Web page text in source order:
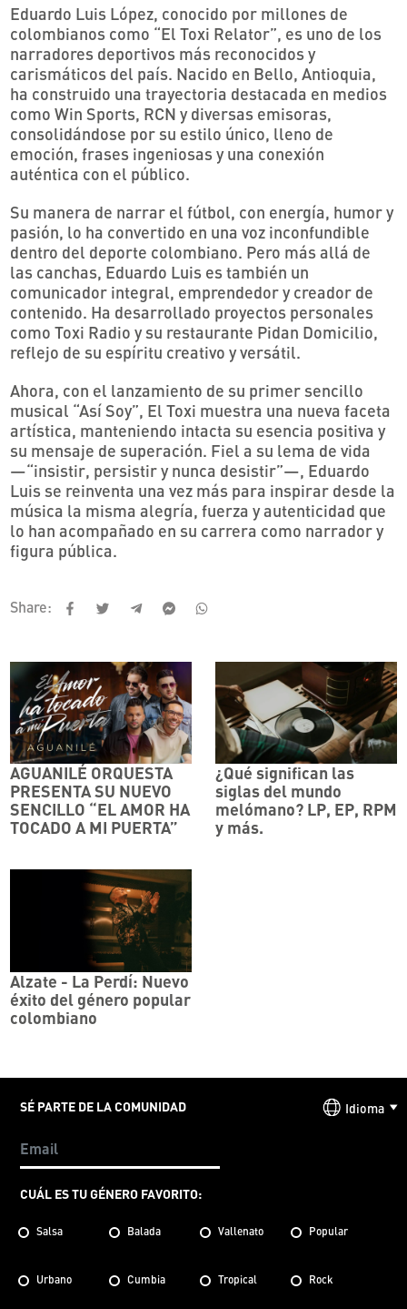
Eduardo Luis López, conocido por millones de
colombianos como “El Toxi Relator”, es uno de los
narradores deportivos más reconocidos y
carismáticos del país. Nacido en Bello, Antioquia,
ha construido una trayectoria destacada en medios
como Win Sports, RCN y diversas emisoras,
consolidándose por su estilo único, lleno de
emoción, frases ingeniosas y una conexión
auténtica con el público.
Su manera de narrar el fútbol, con energía, humor y
pasión, lo ha convertido en una voz inconfundible
dentro del deporte colombiano. Pero más allá de
las canchas, Eduardo Luis es también un
comunicador integral, emprendedor y creador de
contenido. Ha desarrollado proyectos personales
como Toxi Radio y su restaurante Pidan Domicilio,
reflejo de su espíritu creativo y versátil.
Ahora, con el lanzamiento de su primer sencillo
musical “Así Soy”, El Toxi muestra una nueva faceta
artística, manteniendo intacta su esencia positiva y
su mensaje de superación. Fiel a su lema de vida
—“insistir, persistir y nunca desistir”—, Eduardo
Luis se reinventa una vez más para inspirar desde la
música la misma alegría, fuerza y autenticidad que
lo han acompañado en su carrera como narrador y
figura pública.
Share:
AGUANILÉ ORQUESTA
PRESENTA SU NUEVO
SENCILLO “EL AMOR HA
TOCADO A MI PUERTA”
¿Qué significan las
siglas del mundo
melómano? LP, EP, RPM
y más.
Alzate - La Perdí: Nuevo
éxito del género popular
colombiano
SÉ PARTE DE LA COMUNIDAD
CUÁL ES TU GÉNERO FAVORITO:
Salsa Balada Vallenato Popular
Urbano Cumbia Tropical Rock
Idioma